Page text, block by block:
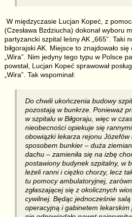
W międzyczasie Lucjan Kopeć, z
(Czesława Bzdziucha) dokonał wyboru
partyzancki szpital leśny AK „665”. Taki
biłgorajski AK. Miejsce to znajdowało
„Wira”. Nim jedyny tego typu w Polsce
powstał, Lucjan Kopeć sprawował
„Wira”. Tak wspominał:
Do chwili ukończenia budowy
pozostają w bunkrze. Ponieważ
w szpitalu w Biłgoraju, więc w
nieobecności opiekuje się rannymi
obowiązki lekarza rejonu Józefów
sposobem bunkier – duża
dachu – zamieniła się na izbę
postawiony budynek szpitalny, w
leżeli ranni i ciężko chorzy, lecz
tu pomocy ambulatoryjnej,
zgłaszającej się z okolicznych
cywilnej. Będąc jednocześnie
operacyjną i gabinetem lekarskim